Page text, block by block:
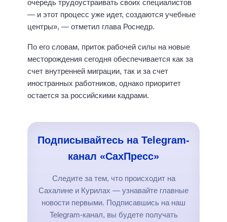
очередь трудоустраивать своих специалистов
— и этот процесс уже идет, создаются учебные
центры», — отметил глава Роснедр.
По его словам, приток рабочей силы на новые
месторождения сегодня обеспечивается как за
счет внутренней миграции, так и за счет
иностранных работников, однако приоритет
остается за российскими кадрами.
Подписывайтесь на Telegram-
канал «СахПресс»
Следите за тем, что происходит на
Сахалине и Курилах — узнавайте главные
новости первыми. Подписавшись на наш
Telegram-канал, вы будете получать